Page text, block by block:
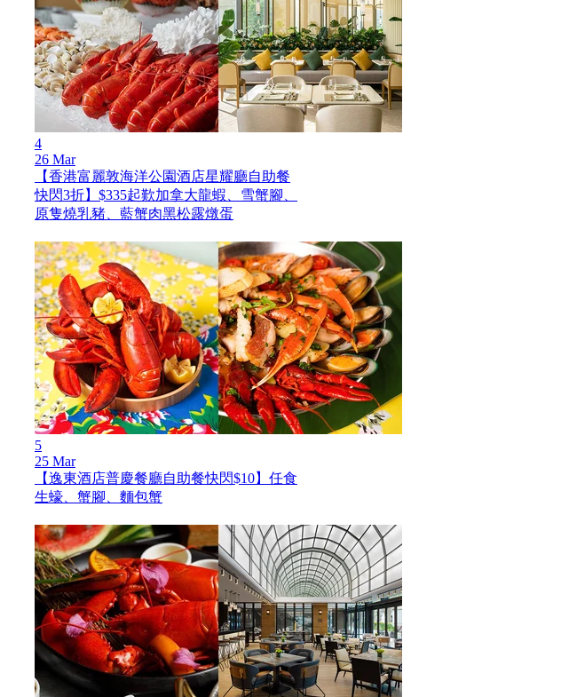
4
26 Mar
【香港富麗敦海洋公園酒店星耀廳自助餐
快閃3折】$335起歎加拿大龍蝦、雪蟹腳、
原隻燒乳豬、藍蟹肉黑松露燉蛋
5
25 Mar
【逸東酒店普慶餐廳自助餐快閃$10】任食
生蠔、蟹腳、麵包蟹